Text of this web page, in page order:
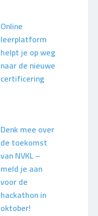
Online
leerplatform
helpt je op weg
naar de nieuwe
certificering
Denk mee over
de toekomst
van NVKL –
meld je aan
voor de
hackathon in
oktober!